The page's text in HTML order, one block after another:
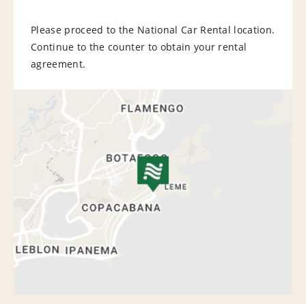
Please proceed to the National Car Rental location.
Continue to the counter to obtain your rental
agreement.